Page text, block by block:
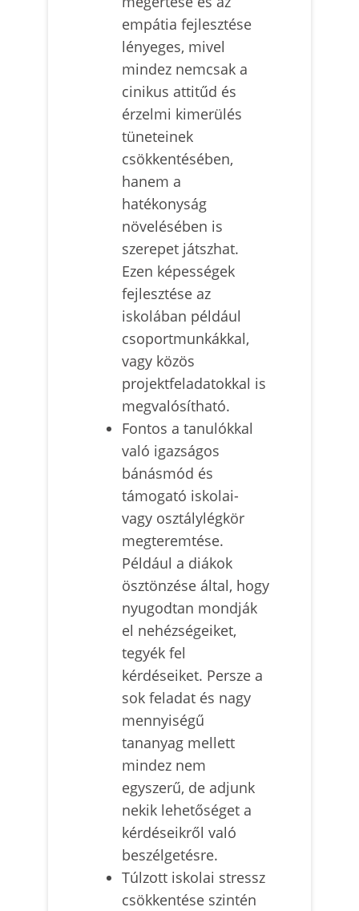
empátia fejlesztése
lényeges, mivel
mindez nemcsak a
cinikus attitűd és
érzelmi kimerülés
tüneteinek
csökkentésében,
hanem a
hatékonyság
növelésében is
szerepet játszhat.
Ezen képességek
fejlesztése az
iskolában például
csoportmunkákkal,
vagy közös
projektfeladatokkal is
megvalósítható.
Fontos a tanulókkal
való igazságos
bánásmód és
támogató iskolai-
vagy osztálylégkör
megteremtése.
Például a diákok
ösztönzése által, hogy
nyugodtan mondják
el nehézségeiket,
tegyék fel
kérdéseiket. Persze a
sok feladat és nagy
mennyiségű
tananyag mellett
mindez nem
egyszerű, de adjunk
nekik lehetőséget a
kérdéseikről való
beszélgetésre.
Túlzott iskolai stressz
csökkentése szintén